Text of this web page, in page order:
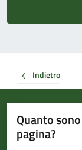
Indietro
Quanto
pagina?